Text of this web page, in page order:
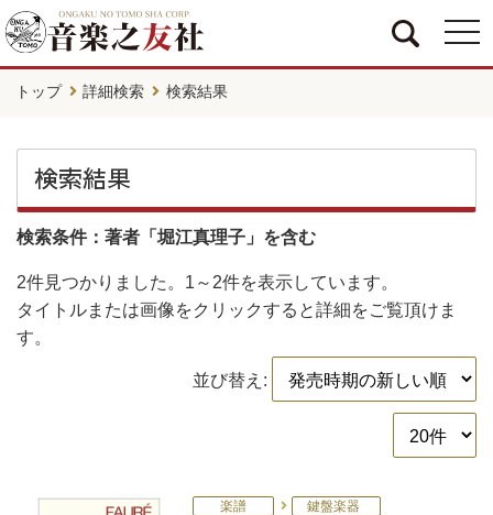
トップ 詳細検索 検索結果
検索結果
検索条件：著者「堀江真理子」を含む
2件見つかりました。 1～2件を表示しています。
タイトルまたは画像をクリックすると詳細をご覧頂けま
す。
並び替え:
楽譜 鍵盤楽器